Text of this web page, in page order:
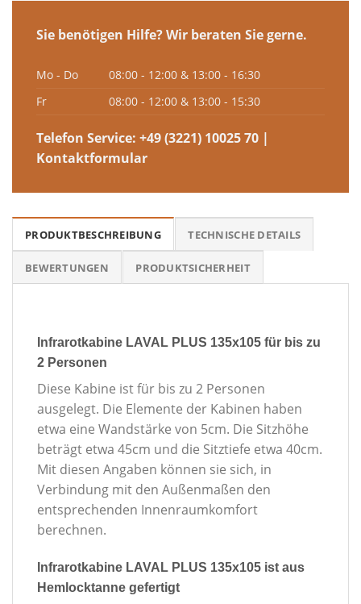
Sie benötigen Hilfe? Wir beraten Sie gerne.
Mo - Do
08:00 - 12:00 & 13:00 - 16:30
Fr
08:00 - 12:00 & 13:00 - 15:30
Telefon Service: +49 (3221) 10025 70 |
Kontaktformular
PRODUKTBESCHREIBUNG TECHNISCHE DETAILS
BEWERTUNGEN PRODUKTSICHERHEIT
Infrarotkabine LAVAL PLUS 135x105 für bis zu
2 Personen
Diese Kabine ist für bis zu 2 Personen
ausgelegt. Die Elemente der Kabinen haben
etwa eine Wandstärke von 5cm. Die Sitzhöhe
beträgt etwa 45cm und die Sitztiefe etwa 40cm.
Mit diesen Angaben können sie sich, in
Verbindung mit den Außenmaßen den
entsprechenden Innenraumkomfort
berechnen.
Infrarotkabine LAVAL PLUS 135x105 ist aus
Hemlocktanne gefertigt